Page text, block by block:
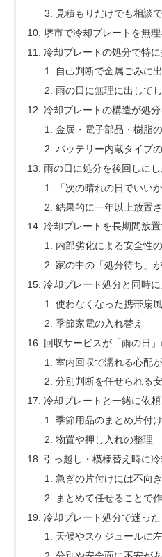
見積もりだけでも相談
堺市で冷却プレートを無
冷却プレートの処分で特
自己判断で金属ごみに
雨の日に無理に出して
冷却プレートの構造が処
金属・電子部品・樹脂
バッテリー内蔵タイプ
雨の日に処分を後回しに
「次の晴れの日でいい
結果的に一年以上放置
冷却プレートを長期間放
内部劣化による安全性
家の中の「処分待ち」
冷却プレート処分と同時
使わなくなった携帯扇
季節家電の入れ替え
回収サービスが「雨の日
室内回収で濡れる心配
分別判断を任せられる
冷却プレートと一緒に依
季節用品のまとめ片付け
物置や押し入れの整理
引っ越し・模様替え時に
急ぎの片付けには不向
まとめて任せることで
冷却プレート処分で迷っ
天候やスケジュールに